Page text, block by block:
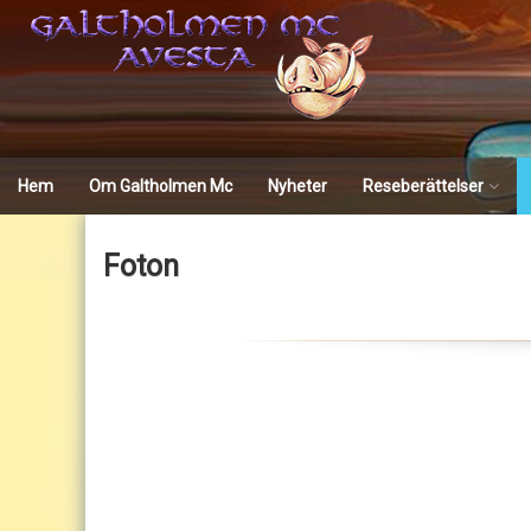
Hem Om Galtholmen Mc Nyheter Reseberättelser
Foton